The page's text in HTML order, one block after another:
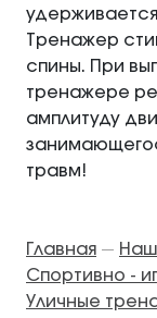
Тренажер
спины. При
тренажере
амплитуду
травм!
Главная —
Спортивно -
Уличные